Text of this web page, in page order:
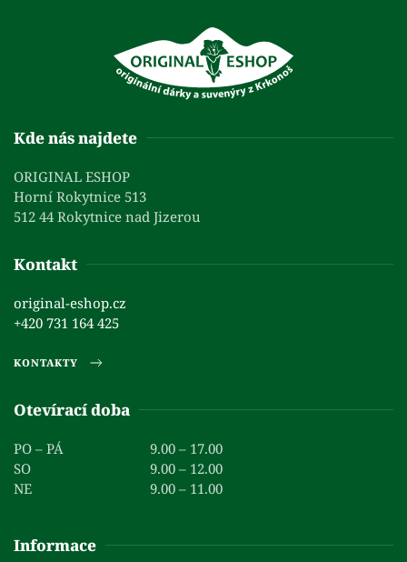
Kde nás najdete
ORIGINAL ESHOP
Horní Rokytnice 513
512 44 Rokytnice nad Jizerou
Kontakt
original-eshop.cz
+420 731 164 425
KONTAKTY
Otevírací doba
PO – PÁ
9.00 – 17.00
SO
9.00 – 12.00
NE
9.00 – 11.00
Informace